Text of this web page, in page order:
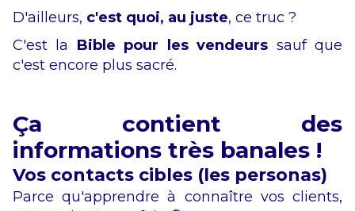
D'ailleurs, c'est quoi, au juste, ce truc ?
C'est la Bible pour les vendeurs sauf que
c'est encore plus sacré.
Ça contient des
informations très banales !
Vos contacts cibles (les personas)
Parce qu'apprendre à connaître vos clients,